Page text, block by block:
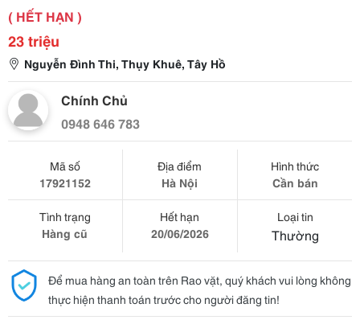
( HẾT HẠN )
23 triệu
Nguyễn Đình Thi, Thụy Khuê, Tây Hồ
Chính Chủ
0948 646 783
Mã số
17921152
Địa điểm
Hà Nội
Hình thức
Cần bán
Tình trạng
Hàng cũ
Hết hạn
20/06/2026
Loại tin
Thường
Để mua hàng an toàn trên Rao vặt, quý khách vui lòng không
thực hiện thanh toán trước cho người đăng tin!